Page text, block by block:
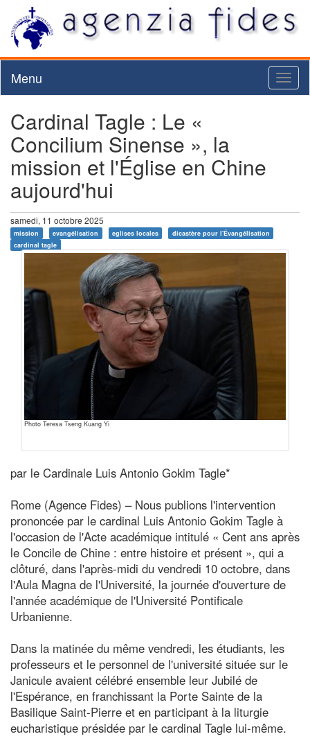
Menu
Cardinal Tagle : Le «
Concilium Sinense », la
mission et l'Église en Chine
aujourd'hui
samedi, 11 octobre 2025
mission evangélisation eglises locales
dicastère pour l'Évangélisation
cardinal tagle
Photo Teresa Tseng Kuang Yi
par le Cardinale Luis Antonio Gokim Tagle*
Rome (Agence Fides) – Nous publions l'intervention
prononcée par le cardinal Luis Antonio Gokim Tagle à
l'occasion de l'Acte académique intitulé « Cent ans après
le Concile de Chine : entre histoire et présent », qui a
clôturé, dans l'après-midi du vendredi 10 octobre, dans
l'Aula Magna de l'Université, la journée d'ouverture de
l'année académique de l'Université Pontificale
Urbanienne.
Dans la matinée du même vendredi, les étudiants, les
professeurs et le personnel de l'université située sur le
Janicule avaient célébré ensemble leur Jubilé de
l'Espérance, en franchissant la Porte Sainte de la
Basilique Saint-Pierre et en participant à la liturgie
eucharistique présidée par le cardinal Tagle lui-même.